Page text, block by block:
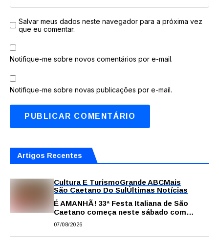
Salvar meus dados neste navegador para a próxima vez
que eu comentar.
Notifique-me sobre novos comentários por e-mail.
Notifique-me sobre novas publicações por e-mail.
Artigos Recentes
Cultura E TurismoGrande ABCMais
São Caetano Do SulÚltimas Notícias
É AMANHÃ! 33ª Festa Italiana de São
Caetano começa neste sábado com
gastronomia, música e solidariedade
07/08/2026